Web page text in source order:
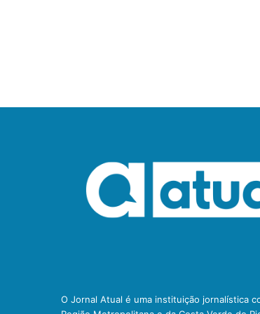
O Jornal Atual é uma instituição jornalística